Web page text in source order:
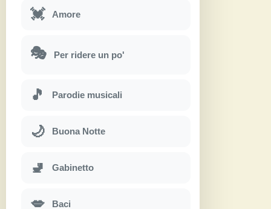
💓 Amore
🎭 Per ridere un po'
🎵 Parodie musicali
🌙 Buona Notte
🚽 Gabinetto
💋 Baci